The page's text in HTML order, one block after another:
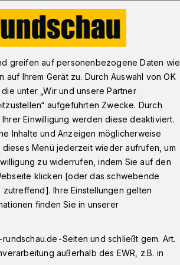
Wuppertal-Elberfeld
am
steht dort
In
Ausstellung
Uhr eröffnet.
greifen auf personenbezogene Daten wie
Ihrem Gerät zu. Durch Auswahl von OK
unter „Wir und unsere Partner
aufgeführten Zwecke. Durch
Einwilligung werden diese deaktiviert.
Inhalte und Anzeigen möglicherweise
Menü jederzeit wieder aufrufen, um
zu widerrufen, indem Sie auf den
klicken [oder das schwebende
Ihre Einstellungen gelten
finden Sie in unserer
Seiten und schließt gem. Art.
außerhalb des EWR, z.B. in